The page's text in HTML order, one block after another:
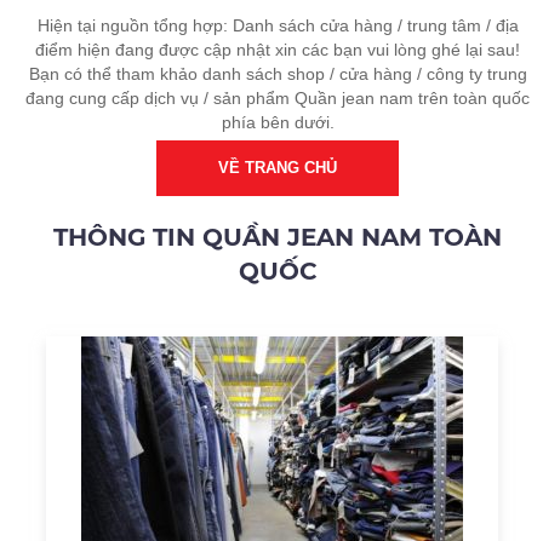
Hiện tại nguồn tổng hợp: Danh sách cửa hàng / trung tâm / địa
điểm hiện đang được cập nhật xin các bạn vui lòng ghé lại sau!
Bạn có thể tham khảo danh sách shop / cửa hàng / công ty trung
đang cung cấp dịch vụ / sản phẩm Quần jean nam trên toàn quốc
phía bên dưới.
VỀ TRANG CHỦ
THÔNG TIN QUẦN JEAN NAM TOÀN
QUỐC